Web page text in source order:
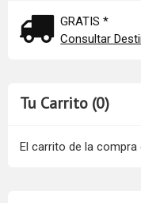
GRATIS *
Consultar
Tu Carrito (0)
El carrito de la compra